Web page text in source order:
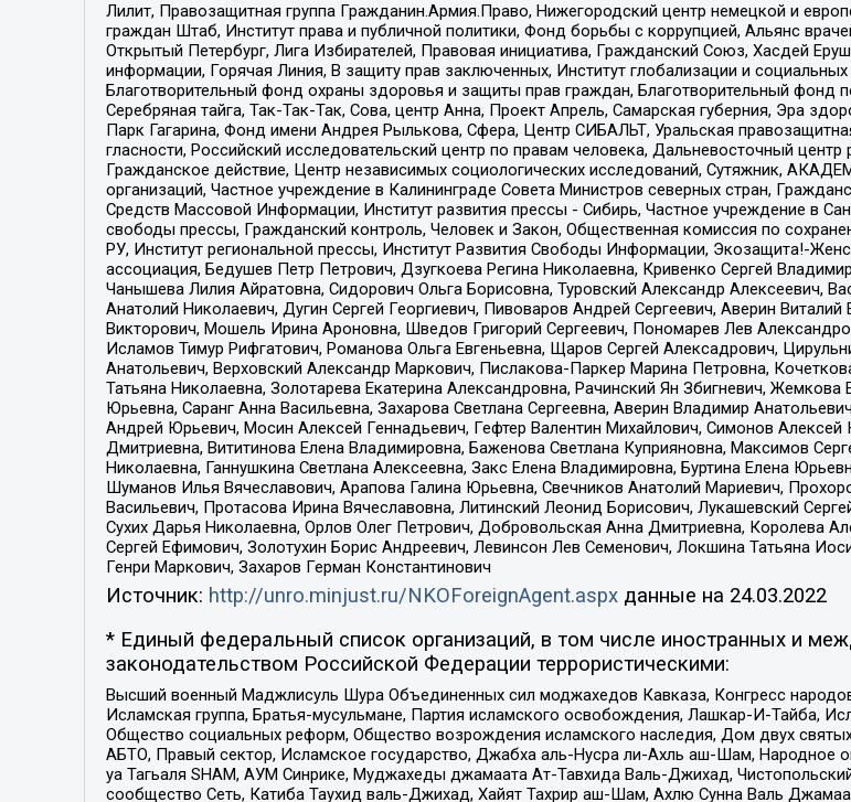
Лилит, Правозащитная группа Гражданин.Армия.Право, Нижегородский центр немецкой и
граждан Штаб, Институт права и публичной политики, Фонд борьбы с коррупцией, Альянс
Открытый Петербург, Лига Избирателей, Правовая инициатива, Гражданский Союз, Хасдей
информации, Горячая Линия, В защиту прав заключенных, Институт глобализации и
Благотворительный фонд охраны здоровья и защиты прав граждан, Благотворительный
Серебряная тайга, Так-Так-Так, Сова, центр Анна, Проект Апрель, Самарская губерния, Эра
Парк Гагарина, Фонд имени Андрея Рылькова, Сфера, Центр СИБАЛЬТ, Уральская
гласности, Российский исследовательский центр по правам человека, Дальневосточный центр
Гражданское действие, Центр независимых социологических исследований, Сутяжник,
организаций, Частное учреждение в Калининграде Совета Министров северных стран,
Средств Массовой Информации, Институт развития прессы - Сибирь, Частное учреждение в
свободы прессы, Гражданский контроль, Человек и Закон, Общественная комиссия по
РУ, Институт региональной прессы, Институт Развития Свободы Информации, Экозащита!-
ассоциация, Бедушев Петр Петрович, Дзугкоева Регина Николаевна, Кривенко Сергей
Чанышева Лилия Айратовна, Сидорович Ольга Борисовна, Туровский Александр Алексеевич,
Анатолий Николаевич, Дугин Сергей Георгиевич, Пивоваров Андрей Сергеевич, Аверин
Викторович, Мошель Ирина Ароновна, Шведов Григорий Сергеевич, Пономарев Лев
Исламов Тимур Рифгатович, Романова Ольга Евгеньевна, Щаров Сергей Алексадрович,
Анатольевич, Верховский Александр Маркович, Пислакова-Паркер Марина Петровна,
Татьяна Николаевна, Золотарева Екатерина Александровна, Рачинский Ян Збигневич,
Юрьевна, Саранг Анна Васильевна, Захарова Светлана Сергеевна, Аверин Владимир
Андрей Юрьевич, Мосин Алексей Геннадьевич, Гефтер Валентин Михайлович, Симонов
Дмитриевна, Вититинова Елена Владимировна, Баженова Светлана Куприяновна, Максимов
Николаевна, Ганнушкина Светлана Алексеевна, Закс Елена Владимировна, Буртина Елена
Шуманов Илья Вячеславович, Арапова Галина Юрьевна, Свечников Анатолий Мариевич,
Васильевич, Протасова Ирина Вячеславовна, Литинский Леонид Борисович, Лукашевский
Сухих Дарья Николаевна, Орлов Олег Петрович, Добровольская Анна Дмитриевна, Королева
Сергей Ефимович, Золотухин Борис Андреевич, Левинсон Лев Семенович, Локшина Татьяна
Генри Маркович, Захаров Герман Константинович
Источник: http://unro.minjust.ru/NKOForeignAgent.aspxданные на 24.03.2022
* Единый федеральный список организаций, в том числе иностранных и
законодательством Российской Федерации террористическими:
Высший военный Маджлисуль Шура Объединенных сил моджахедов Кавказа, Конгресс
Исламская группа, Братья-мусульмане, Партия исламского освобождения, Лашкар-И-Тайба,
Общество социальных реформ, Общество возрождения исламского наследия, Дом двух
АБТО, Правый сектор, Исламское государство, Джабха аль-Нусра ли-Ахль аш-Шам, Народное
уа Тагьаля SHAM, АУМ Синрике, Муджахеды джамаата Ат-Тавхида Валь-Джихад,
сообщество Сеть, Катиба Таухид валь-Джихад, Хайят Тахрир аш-Шам, Ахлю Сунна Валь